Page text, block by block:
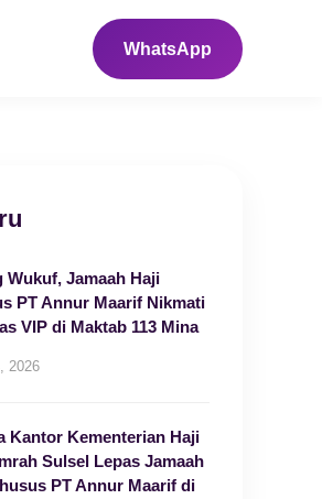
WhatsApp
Wukuf, Jamaah Haji
PT Annur Maarif Nikmati
VIP di Maktab 113 Mina
2026
Kantor Kementerian Haji
Sulsel Lepas Jamaah
PT Annur Maarif di